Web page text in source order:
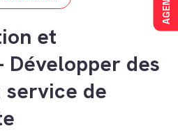
et
Développer des
service de